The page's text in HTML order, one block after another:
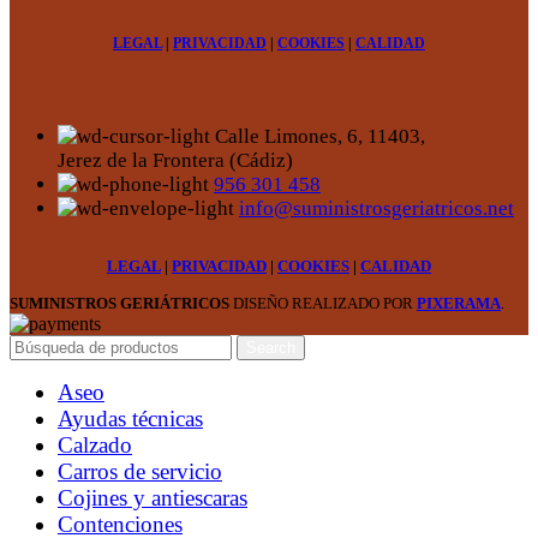
LEGAL| PRIVACIDAD COOKIES CALIDAD
Calle Limones, 6, 11403,
Jerez de la Frontera (Cádiz)
956 301 458
info@suministrosgeriatricos.net
LEGAL | PRIVACIDAD | COOKIES | CALIDAD
SUMINISTROS GERIÁTRICOS DISEÑO REALIZADO POR PIXERAMA.
Aseo
Ayudas técnicas
Calzado
Carros de servicio
Cojines y antiescaras
Contenciones